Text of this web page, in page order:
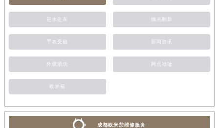
进水进灰 抛光翻新
手表受磁 新闻资讯
外观清洗 网点地址
欧米茄
成都欧米茄维修服务